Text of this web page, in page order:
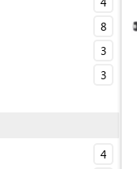
8
3
3
4